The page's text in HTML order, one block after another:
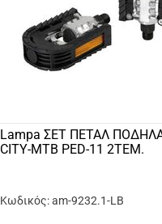
Lampa ΣΕΤ ΠΕΤΑΛ
CITY-MTB PED-11 2ΤΕΜ.
Κωδικός: am-9232.1-LB